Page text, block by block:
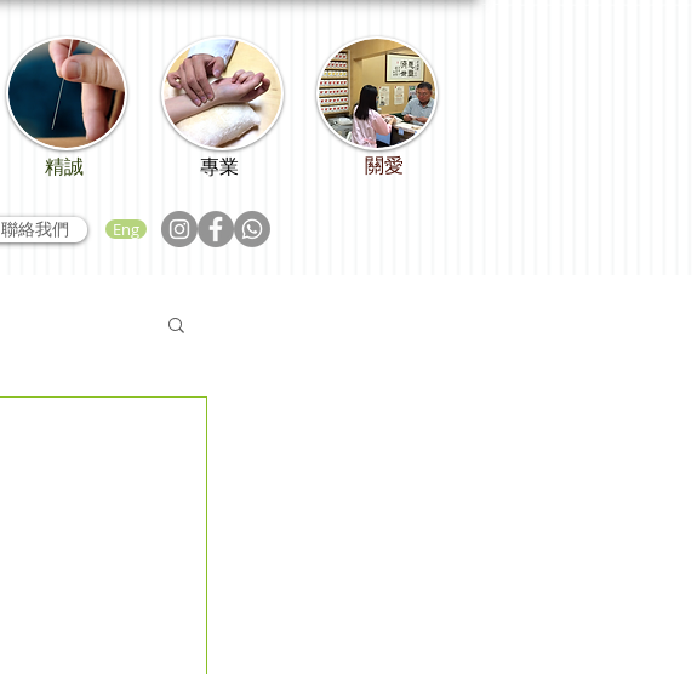
精誠
聯絡我們 Eng
專業 關愛